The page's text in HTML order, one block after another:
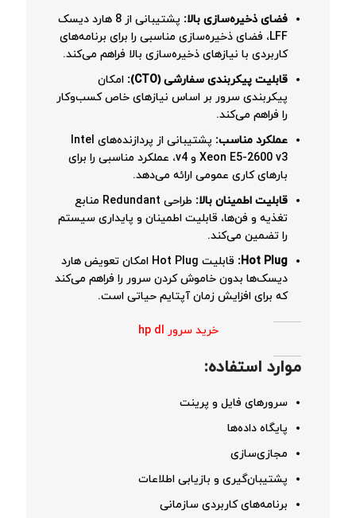
فضای ذخیره‌سازی بالا:
پشتیبانی از 8 هارد دیسک
LFF، فضای ذخیره‌سازی مناسبی را برای برنامه‌های
کاربردی با نیازهای ذخیره‌سازی بالا فراهم می‌کند.
قابلیت پیکربندی سفارشی (CTO):
امکان
پیکربندی سرور بر اساس نیازهای خاص کسب‌وکار
را فراهم می‌کند.
عملکرد مناسب:
پشتیبانی از پردازنده‌های Intel
Xeon E5-2600 v3 و v4، عملکرد مناسبی را برای
بارهای کاری عمومی ارائه می‌دهد.
قابلیت اطمینان بالا:
طراحی Redundant منابع
تغذیه و فن‌ها، قابلیت اطمینان و پایداری سیستم
را تضمین می‌کند.
Hot Plug:
قابلیت Hot Plug امکان تعویض هارد
دیسک‌ها بدون خاموش کردن سرور را فراهم می‌کند
که برای افزایش زمان آپتایم حیاتی است.
خرید سرور hp dl
موارد استفاده:
سرورهای فایل و پرینت
پایگاه داده‌ها
مجازی‌سازی
پشتیبان‌گیری و بازیابی اطلاعات
برنامه‌های کاربردی سازمانی